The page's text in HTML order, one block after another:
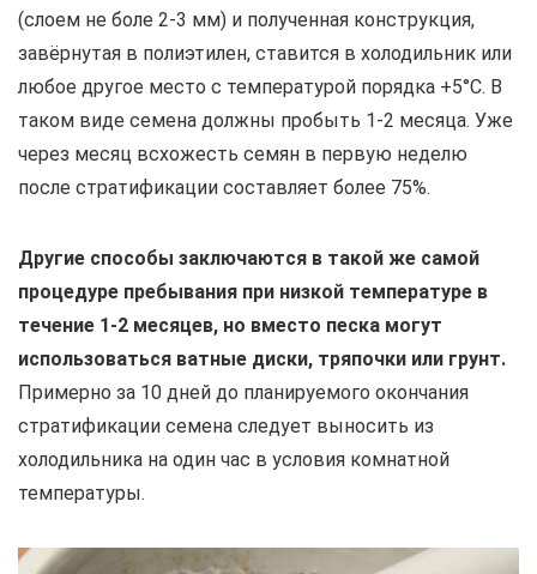
(слоем не боле 2-3 мм) и полученная конструкция,
завёрнутая в полиэтилен, ставится в холодильник или
любое другое место с температурой порядка +5°С. В
таком виде семена должны пробыть 1-2 месяца. Уже
через месяц всхожесть семян в первую неделю
после стратификации составляет более 75%.
Другие способы заключаются в такой же самой
процедуре пребывания при низкой температуре в
течение 1-2 месяцев, но вместо песка могут
использоваться ватные диски, тряпочки или грунт.
Примерно за 10 дней до планируемого окончания
стратификации семена следует выносить из
холодильника на один час в условия комнатной
температуры.